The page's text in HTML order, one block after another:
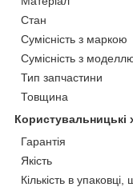
Стан
Сумісність з маркою
Сумісність з
Тип запчастини
Товщина
Користувальницькі
Гарантія
Якість
Кількість в упаковці,